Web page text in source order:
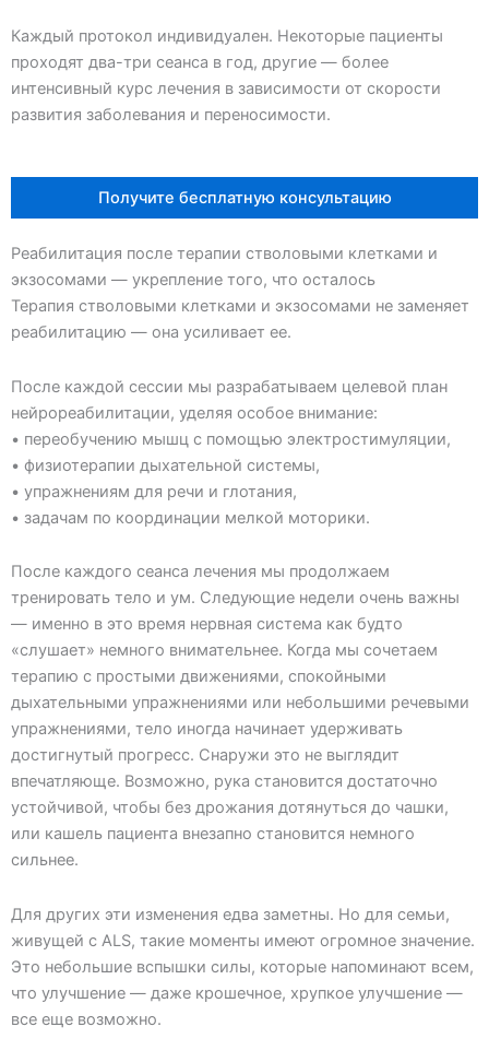
Каждый протокол индивидуален. Некоторые пациенты
проходят два-три сеанса в год, другие — более
интенсивный курс лечения в зависимости от скорости
развития заболевания и переносимости.
Получите бесплатную консультацию
Реабилитация после терапии стволовыми клетками и
экзосомами — укрепление того, что осталось
Терапия стволовыми клетками и экзосомами не заменяет
реабилитацию — она усиливает ее.
После каждой сессии мы разрабатываем целевой план
нейрореабилитации, уделяя особое внимание:
• переобучению мышц с помощью электростимуляции,
• физиотерапии дыхательной системы,
• упражнениям для речи и глотания,
• задачам по координации мелкой моторики.
После каждого сеанса лечения мы продолжаем
тренировать тело и ум. Следующие недели очень важны
— именно в это время нервная система как будто
«слушает» немного внимательнее. Когда мы сочетаем
терапию с простыми движениями, спокойными
дыхательными упражнениями или небольшими речевыми
упражнениями, тело иногда начинает удерживать
достигнутый прогресс. Снаружи это не выглядит
впечатляюще. Возможно, рука становится достаточно
устойчивой, чтобы без дрожания дотянуться до чашки,
или кашель пациента внезапно становится немного
сильнее.
Для других эти изменения едва заметны. Но для семьи,
живущей с ALS, такие моменты имеют огромное значение.
Это небольшие вспышки силы, которые напоминают всем,
что улучшение — даже крошечное, хрупкое улучшение —
все еще возможно.